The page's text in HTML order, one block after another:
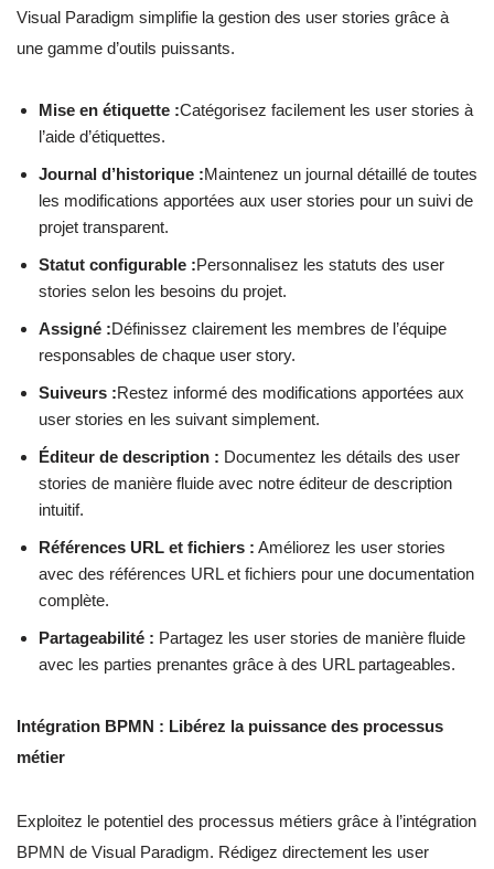
Visual Paradigm simplifie la gestion des user stories grâce à
une gamme d’outils puissants.
Mise en étiquette :Catégorisez facilement les user stories à
l’aide d’étiquettes.
Journal d’historique :Maintenez un journal détaillé de toutes
les modifications apportées aux user stories pour un suivi de
projet transparent.
Statut configurable :Personnalisez les statuts des user
stories selon les besoins du projet.
Assigné :Définissez clairement les membres de l’équipe
responsables de chaque user story.
Suiveurs :Restez informé des modifications apportées aux
user stories en les suivant simplement.
Éditeur de description : Documentez les détails des user
stories de manière fluide avec notre éditeur de description
intuitif.
Références URL et fichiers : Améliorez les user stories
avec des références URL et fichiers pour une documentation
complète.
Partageabilité : Partagez les user stories de manière fluide
avec les parties prenantes grâce à des URL partageables.
Intégration BPMN : Libérez la puissance des processus
métier
Exploitez le potentiel des processus métiers grâce à l’intégration
BPMN de Visual Paradigm. Rédigez directement les user